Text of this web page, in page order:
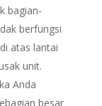
bagian-
berfungsi
atas lantai
unit.
Anda
besar